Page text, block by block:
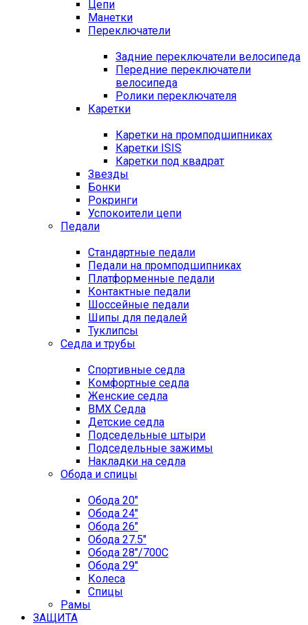
Цепи
Манетки
Переключатели
Задние переключатели велосипеда
Передние переключатели
велосипеда
Ролики переключателя
Каретки
Каретки на промподшипниках
Каретки ISIS
Каретки под квадрат
Звезды
Бонки
Рокринги
Успокоители цепи
Педали
Стандартные педали
Педали на промподшипниках
Платформенные педали
Контактные педали
Шоссейные педали
Шипы для педалей
Туклипсы
Седла и трубы
Спортивные седла
Комфортные седла
Женские седла
BMX Седла
Детские седла
Подседельные штыри
Подседельные зажимы
Накладки на седла
Обода и спицы
Обода 20"
Обода 24"
Обода 26"
Обода 27.5"
Обода 28"/700C
Обода 29"
Колеса
Спицы
Рамы
ЗАЩИТА